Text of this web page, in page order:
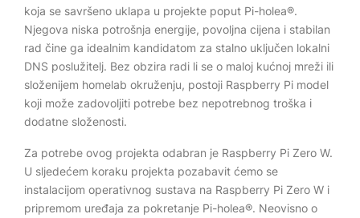
koja se savršeno uklapa u projekte poput Pi-holea®.
Njegova niska potrošnja energije, povoljna cijena i stabilan
rad čine ga idealnim kandidatom za stalno uključen lokalni
DNS poslužitelj. Bez obzira radi li se o maloj kućnoj mreži ili
složenijem homelab okruženju, postoji Raspberry Pi model
koji može zadovoljiti potrebe bez nepotrebnog troška i
dodatne složenosti.
Za potrebe ovog projekta odabran je Raspberry Pi Zero W.
U sljedećem koraku projekta pozabavit ćemo se
instalacijom operativnog sustava na Raspberry Pi Zero W i
pripremom uređaja za pokretanje Pi-holea®. Neovisno o